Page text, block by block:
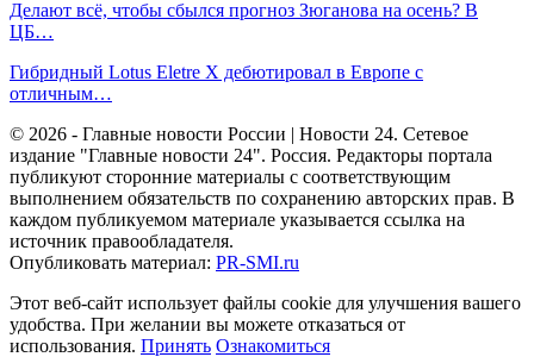
Делают всё, чтобы сбылся прогноз Зюганова на осень? В
ЦБ…
Гибридный Lotus Eletre X дебютировал в Европе с
отличным…
© 2026 - Главные новости России | Новости 24. Сетевое
издание "Главные новости 24". Россия. Редакторы портала
публикуют сторонние материалы с соответствующим
выполнением обязательств по сохранению авторских прав. В
каждом публикуемом материале указывается ссылка на
источник правообладателя.
Опубликовать материал: PR-SMI.ru
Этот веб-сайт использует файлы cookie для улучшения вашего
удобства. При желании вы можете отказаться от
использования. Принять Ознакомиться